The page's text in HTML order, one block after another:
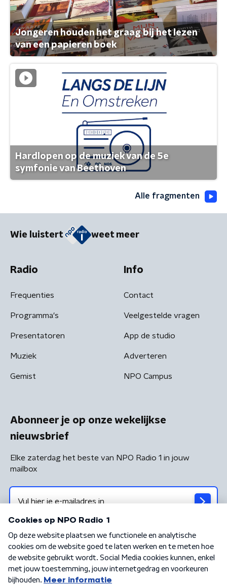
Jongeren houden het graag bij het lezen
van een papieren boek
Hardlopen op de muziek van de 5e
symfonie van Beethoven
Alle fragmenten
Wie luistert weet meer
Radio
Frequenties
Programma's
Presentatoren
Muziek
Gemist
Info
Contact
Veelgestelde vragen
App de studio
Adverteren
NPO Campus
Abonneer je op onze wekelijkse
nieuwsbrief
Elke zaterdag het beste van NPO Radio 1 in jouw
mailbox
Algemene voorwaarden